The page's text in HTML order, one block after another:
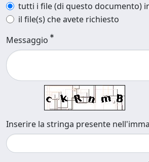
tutti i file (di questo documento)
il file(s) che avete richiesto
Messaggio
Inserire la stringa presente